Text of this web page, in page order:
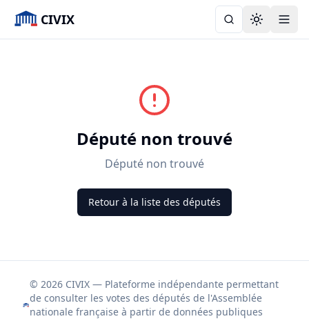
CIVIX Toggle
Député non trouvé
Député non trouvé
Retour à la liste des députés
© 2026 CIVIX — Plateforme indépendante permettant
de consulter les votes des députés de l'Assemblée
nationale française à partir de données publiques